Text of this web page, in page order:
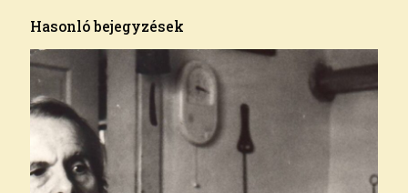
Hasonló bejegyzések